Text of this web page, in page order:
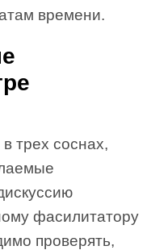
времени.
трех соснах,
фасилитатору
проверять,